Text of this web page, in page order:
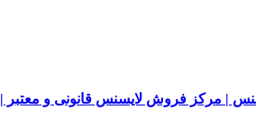
| مرکز فروش لایسنس قانونی و معتبر |